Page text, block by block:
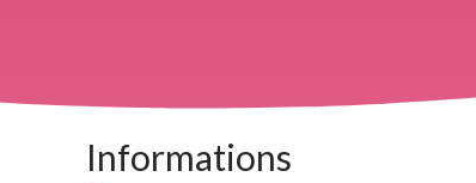
Informations